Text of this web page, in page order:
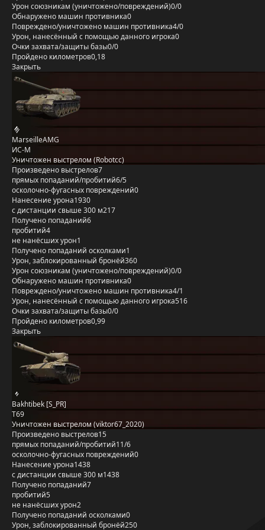
Урон союзникам (уничтожено/повреждений)0/0
Обнаружено машин противника0
Повреждено/уничтожено машин противника4/0
Урон, нанесённый с помощью данного игрока0
Очки захвата/защиты базы0/0
Пройдено километров0,18
Закрыть
MarseilleAMG
ИС-М
Уничтожен выстрелом (Robotcc)
Произведено выстрелов7
прямых попаданий/пробитий6/5
осколочно-фугасных повреждений0
Нанесение урона1930
с дистанции свыше 300 м217
Получено попаданий6
пробитий4
не нанёсших урон1
Получено попаданий осколками1
Урон, заблокированный бронёй360
Урон союзникам (уничтожено/повреждений)0/0
Обнаружено машин противника0
Повреждено/уничтожено машин противника4/1
Урон, нанесённый с помощью данного игрока516
Очки захвата/защиты базы0/0
Пройдено километров0,99
Закрыть
Bakhtibek [S_PR]
T69
Уничтожен выстрелом (viktor67_2020)
Произведено выстрелов15
прямых попаданий/пробитий11/6
осколочно-фугасных повреждений0
Нанесение урона1438
с дистанции свыше 300 м1438
Получено попаданий7
пробитий5
не нанёсших урон2
Получено попаданий осколками0
Урон, заблокированный бронёй250